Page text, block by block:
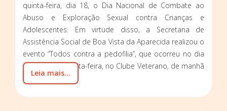
quinta-feira, dia 18, o Dia Nacional de Combate ao
Abuso e Exploração Sexual contra Crianças e
Adolescentes. Em virtude disso, a Secretaria de
Assistência Social de Boa Vista da Aparecida realizou o
evento “Todos contra a pedofilia”, que ocorreu no dia
18 de maio, quinta-feira, no Clube Veterano, de manhã
e à tarde.
Leia mais...